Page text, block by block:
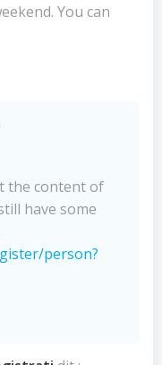
You can
the content of
have some
person?